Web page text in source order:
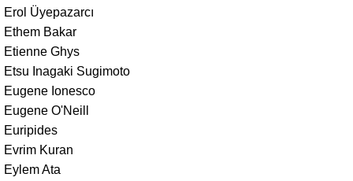
Erol Üyepazarcı
Ethem Bakar
Etienne Ghys
Etsu Inagaki Sugimoto
Eugene Ionesco
Eugene O'Neill
Euripides
Evrim Kuran
Eylem Ata